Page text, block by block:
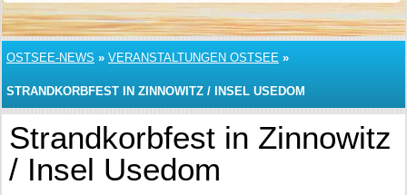
OSTSEE-NEWS » VERANSTALTUNGEN OSTSEE »
STRANDKORBFEST IN ZINNOWITZ / INSEL USEDOM
Strandkorbfest in Zinnowitz
/ Insel Usedom